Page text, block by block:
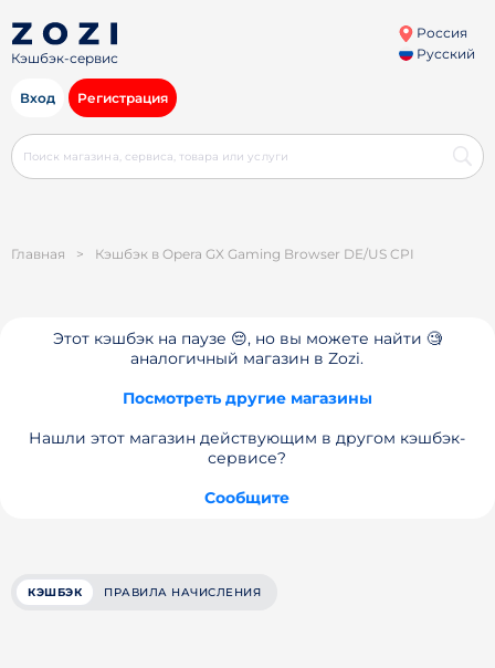
Кэшбэк-сервис
Россия
Русский
Вход Регистрация
Главная > Кэшбэк в Opera GX Gaming Browser DE/US CPI
Этот кэшбэк на паузе 😔, но вы можете найти 🧐
аналогичный магазин в Zozi.
Посмотреть другие магазины
Нашли этот магазин действующим в другом кэшбэк-
сервисе?
Сообщите
КЭШБЭК ПРАВИЛА НАЧИСЛЕНИЯ